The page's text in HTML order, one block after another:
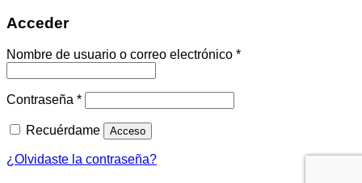
Acceder
Nombre de usuario o correo electrónico *
Contraseña *
Recuérdame Acceso
¿Olvidaste la contraseña?